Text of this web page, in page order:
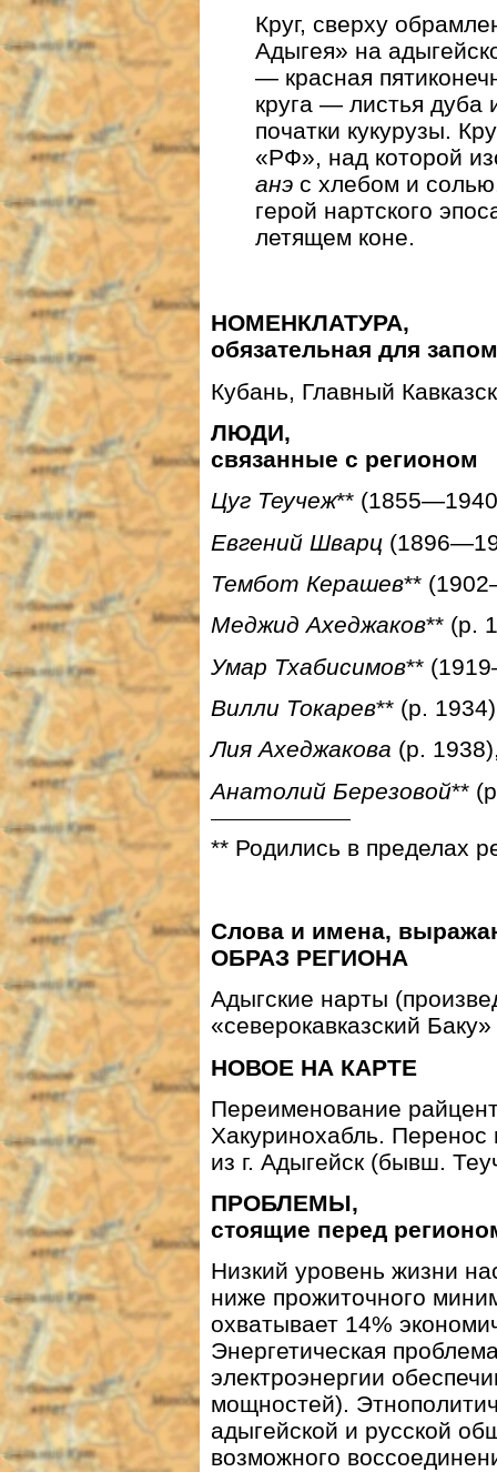
Круг, сверху
Адыгея» на
— красная
круга — листья дуба
початки кукурузы.
«РФ», над которой
анэ с хлебом и
герой нартского
летящем коне.
НОМЕНКЛАТУРА,
обязательная для
Кубань, Главный
ЛЮДИ,
связанные с регионом
Цуг Теучеж**
Евгений Шварц
Тембот Керашев**
Меджид Ахеджаков** (р.
Умар Тхабисимов**
Вилли Токарев** (р.
Лия Ахеджакова (р.
Анатолий Березовой**
** Родились в пределах
Слова и имена,
ОБРАЗ РЕГИОНА
Адыгские нарты
«северокавказский
НОВОЕ НА КАРТЕ
Переименование
Хакуринохабль. Перенос
из г. Адыгейск (бывш.
ПРОБЛЕМЫ,
стоящие перед
Низкий уровень жизни
ниже прожиточного
охватывает 14%
Энергетическая
электроэнергии
мощностей).
адыгейской и русской
возможного